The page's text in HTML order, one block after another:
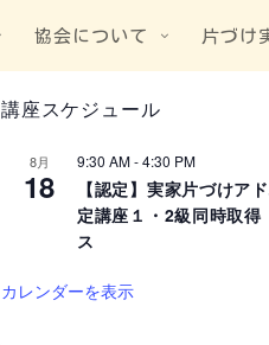
協会について 片づけ
講座スケジュール
8月
18
9:30 AM-4:30 PM
【認定】実家片づけア
定講座１・2級同時取
ス
カレンダーを表示